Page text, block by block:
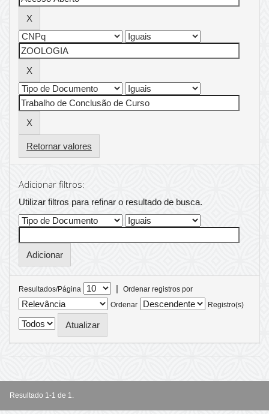
Retornar valores
Adicionar filtros:
Utilizar filtros para refinar o resultado de busca.
Resultados/Página |
Ordenar registros por
Ordenar
Registro(s)
Resultado 1-1 de 1.